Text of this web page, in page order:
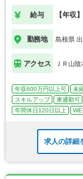
給与 【年収
勤務地 島根県
アクセス ＪＲ山
年収600万円以上可 未
スキルアップ
車通勤可
年間休日120日以上
求人の詳細